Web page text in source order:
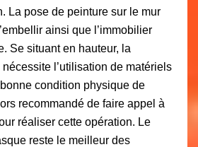
La pose de peinture sur le mur
ainsi que l’immobilier
Se situant en hauteur, la
l’utilisation de matériels
condition physique de
recommandé de faire appel à
réaliser cette opération. Le
reste le meilleur des